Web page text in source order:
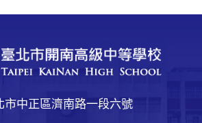
市中正區濟南路一段六號